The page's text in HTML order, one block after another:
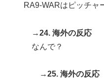
RA9-WARはピッチャ
→24. 海外の反応
なんで？
→25. 海外の反応